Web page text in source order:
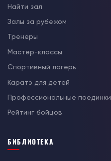
Найти зал
Залы за рубежом
Тренеры
Мастер-классы
Спортивный лагерь
Каратэ для детей
Профессиональные поединки
Рейтинг бойцов
БИБЛИОТЕКА